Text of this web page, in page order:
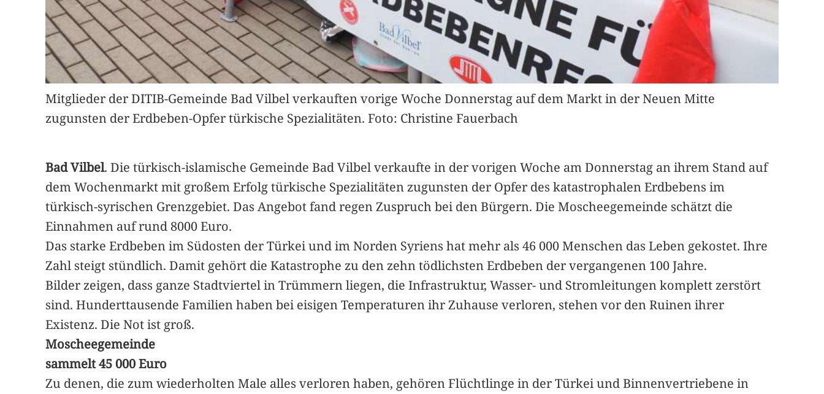
Mitglieder der DITIB-Gemeinde Bad Vilbel verkauften vorige Woche Donnerstag auf dem Markt in der Neuen Mitte
zugunsten der Erdbeben-Opfer türkische Spezialitäten. Foto: Christine Fauerbach
Bad Vilbel. Die türkisch-islamische Gemeinde Bad Vilbel verkaufte in der vorigen Woche am Donnerstag an ihrem Stand auf
dem Wochenmarkt mit großem Erfolg türkische Spezialitäten zugunsten der Opfer des katastrophalen Erdbebens im
türkisch-syrischen Grenzgebiet. Das Angebot fand regen Zuspruch bei den Bürgern. Die Moscheegemeinde schätzt die
Einnahmen auf rund 8000 Euro.
Das starke Erdbeben im Südosten der Türkei und im Norden Syriens hat mehr als 46 000 Menschen das Leben gekostet. Ihre
Zahl steigt stündlich. Damit gehört die Katastrophe zu den zehn tödlichsten Erdbeben der vergangenen 100 Jahre.
Bilder zeigen, dass ganze Stadtviertel in Trümmern liegen, die Infrastruktur, Wasser- und Stromleitungen komplett zerstört
sind. Hunderttausende Familien haben bei eisigen Temperaturen ihr Zuhause verloren, stehen vor den Ruinen ihrer
Existenz. Die Not ist groß.
Moscheegemeinde
sammelt 45 000 Euro
Zu denen, die zum wiederholten Male alles verloren haben, gehören Flüchtlinge in der Türkei und Binnenvertriebene in